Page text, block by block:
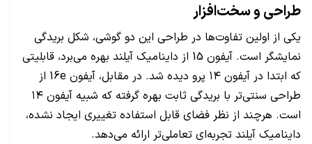
طراحی و سخت‌افزار
یکی از اولین تفاوت‌ها در طراحی این دو گوشی، شکل بریدگی
نمایشگر است. آیفون 15 از داینامیک آیلند بهره می‌برد، قابلیتی
که ابتدا در آیفون ۱۴ پرو دیده شد. در مقابل، آیفون 16e از
طراحی سنتی‌تر با بریدگی ثابت بهره گرفته که شبیه آیفون ۱۴
است. هرچند از نظر فضای قابل استفاده تغییری ایجاد نشده،
داینامیک آیلند تجربه‌ای تعاملی‌تر ارائه می‌دهد.